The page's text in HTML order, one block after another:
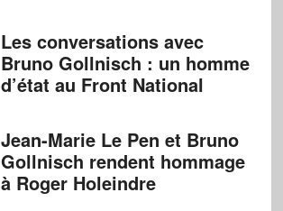
Les conversations avec
Bruno Gollnisch : un homme
d’état au Front National
Jean-Marie Le Pen et Bruno
Gollnisch rendent hommage
à Roger Holeindre